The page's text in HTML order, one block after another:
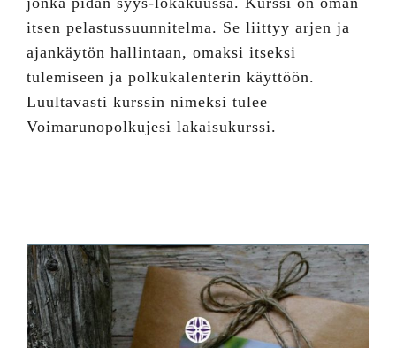
itsen pelastussuunnitelma. Se liittyy arjen ja
ajankäytön hallintaan, omaksi itseksi
tulemiseen ja polkukalenterin käyttöön.
Luultavasti kurssin nimeksi tulee
Voimarunopolkujesi lakaisukurssi.